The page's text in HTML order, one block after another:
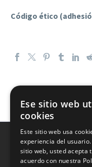
Código ético
Ese sitio web
cookies
Este sitio web usa
experiencia del
sitio web, usted acepta
acuerdo con nuestra